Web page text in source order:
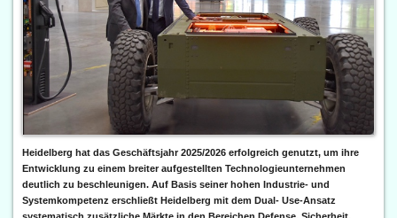
Heidelberg hat das Geschäftsjahr 2025/2026 erfolgreich genutzt, um ihre
Entwicklung zu einem breiter aufgestellten Technologieunternehmen
deutlich zu beschleunigen. Auf Basis seiner hohen Industrie- und
Systemkompetenz erschließt Heidelberg mit dem Dual- Use-Ansatz